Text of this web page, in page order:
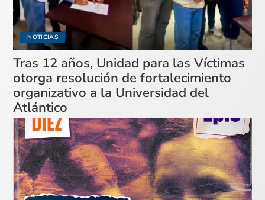
NOTICIAS
Tras 12 años, Unidad para las Víctimas
otorga resolución de fortalecimiento
organizativo a la Universidad del
Atlántico